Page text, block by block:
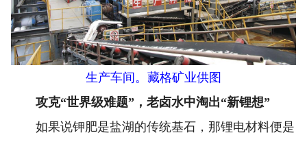
生产车间。藏格矿业供图
攻克“世界级难题”，老卤水中淘出“新锂想”
如果说钾肥是盐湖的传统基石，那锂电材料便是